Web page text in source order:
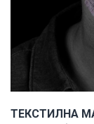
ТЕКСТИЛНА